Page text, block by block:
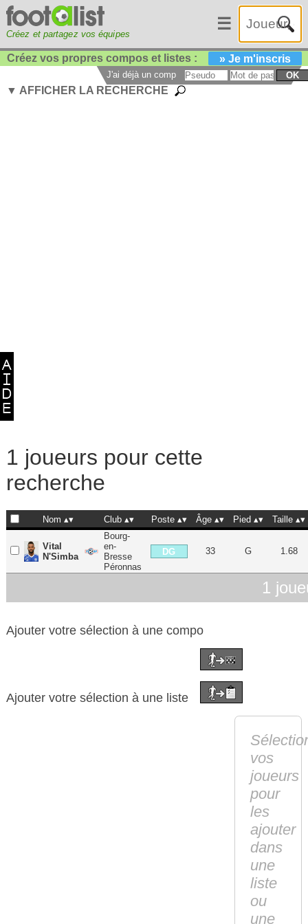
Créez et partagez vos équipes
☰
Créez vos propres compos et listes : » Je m'inscris
J'ai déjà un compte : OK
▼ AFFICHER LA RECHERCHE
1 joueurs pour cette
recherche
Nom Club Poste Âge Pied Taille
Vital
N'Simba
Bourg-
en-
Bresse
Péronnas
DG 33 G 1.68
1
Ajouter votre sélection à une compo
Ajouter votre sélection à une liste
vos
joueurs
pour
les
ajouter
dans
une
liste
ou
une